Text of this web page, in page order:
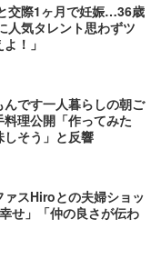
交際1ヶ月で妊娠…36歳
人気タレント思わずツ
！」
です一人暮らしの朝ご
理公開「作ってみた
そう」と反響
スHiroとの夫婦ショッ
せ」「仲の良さが伝わ